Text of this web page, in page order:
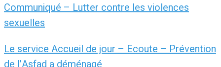
Communiqué – Lutter contre les violences
sexuelles
Le service Accueil de jour – Ecoute – Prévention
de l’Asfad a déménagé